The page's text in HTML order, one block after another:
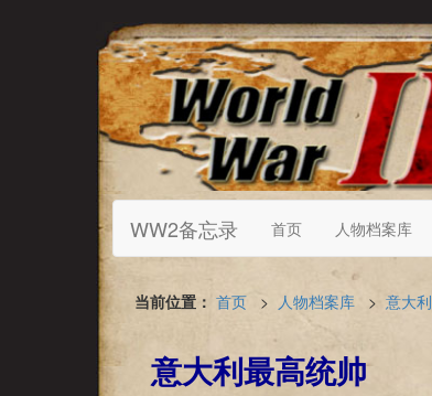
WW2备忘录 首页 人物档案库
当前位置： 首页 > 人物档案库 > 意大利
意大利最高统帅